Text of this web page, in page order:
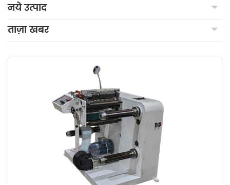
नये उत्पाद
ताज़ा खबर